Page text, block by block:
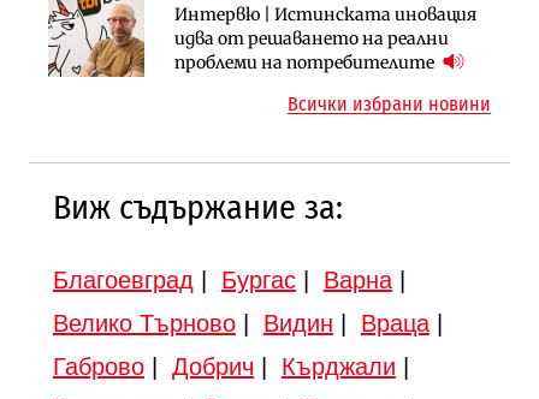
Интервю | Истинската иновация
идва от решаването на реални
проблеми на потребителите
Инфраструктура
АПИ възложи промяната на
парцеларния план за
Регионалният министър поема „на
ръчно управление“ общинската
инвестиционна програма
Всички избрани новини
Виж съдържание за:
Благоевград Бургас| Варна|
Велико Търново| Видин Враца|
Габрово| Добрич Кърджали